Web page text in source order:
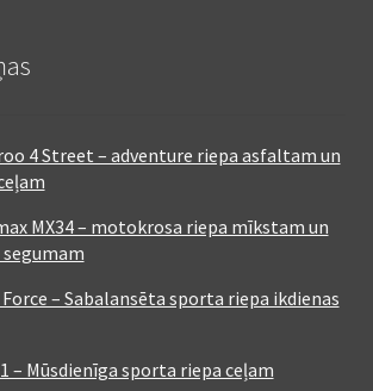
4 Street – adventure riepa asfaltam un
MX34 – motokrosa riepa mīkstam un
– Sabalansēta sporta riepa ikdienas
– Mūsdienīga sporta riepa ceļam